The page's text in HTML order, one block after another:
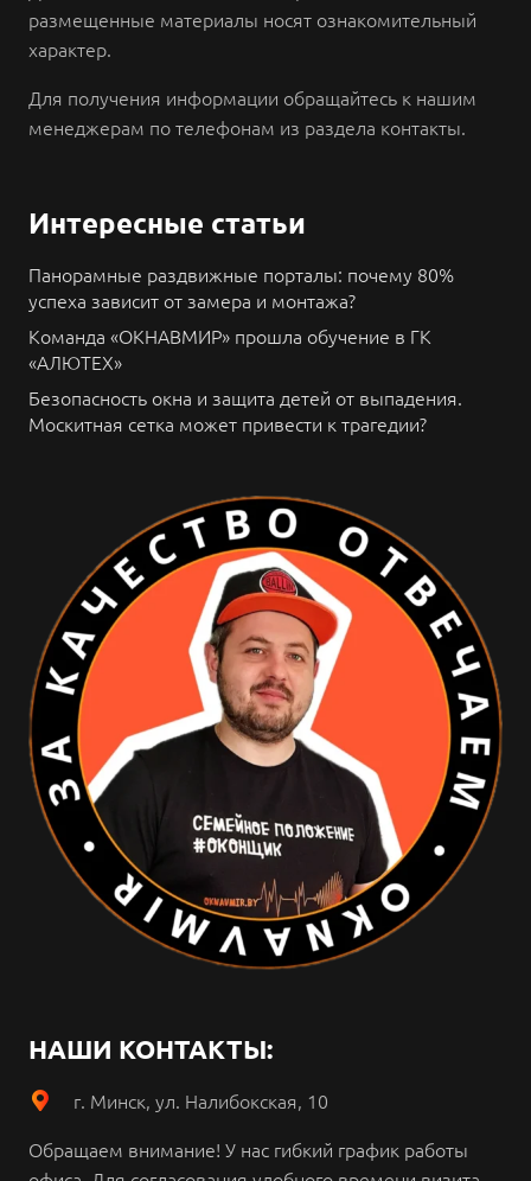
размещенные материалы носят ознакомительный
характер.
Для получения информации обращайтесь к нашим
менеджерам по телефонам из раздела контакты.
Интересные статьи
Панорамные раздвижные порталы: почему 80%
успеха зависит от замера и монтажа?
Команда «ОКНАВМИР» прошла обучение в ГК
«АЛЮТЕХ»
Безопасность окна и защита детей от выпадения.
Москитная сетка может привести к трагедии?
НАШИ КОНТАКТЫ:
г. Минск, ул. Налибокская, 10
Обращаем внимание! У нас гибкий график работы